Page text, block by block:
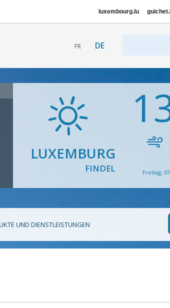
luxembourg.lu
FR DE
LUXEMBURG
FINDEL Freitag,
UND DIENSTLEISTUNGEN